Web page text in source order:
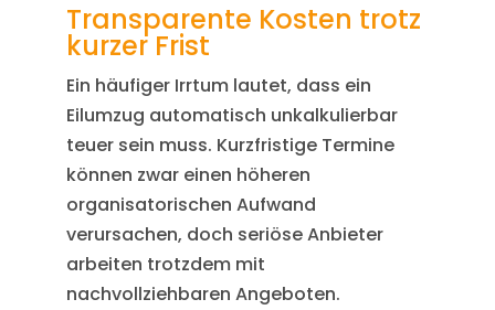
Transparente Kosten trotz
kurzer Frist
Ein häufiger Irrtum lautet, dass ein
Eilumzug automatisch unkalkulierbar
teuer sein muss. Kurzfristige Termine
können zwar einen höheren
organisatorischen Aufwand
verursachen, doch seriöse Anbieter
arbeiten trotzdem mit
nachvollziehbaren Angeboten.